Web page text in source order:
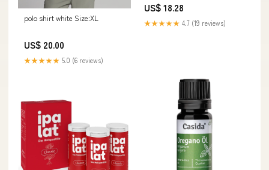
polo shirt white Size:XL
US$ 20.00
★★★★★ 5.0 (6 reviews)
Haut, 400 ml Creme
Darreichungsform_KMR
US$ 18.28
★★★★★ 4.7 (19 reviews)